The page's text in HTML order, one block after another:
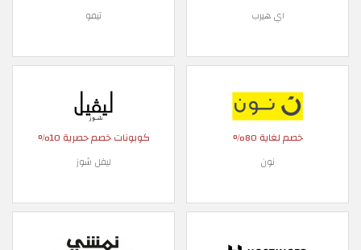
اي هيرب تيمو
خصم لغاية 80%
نون
كوبونات خصم حصرية 10%
ليفل شوز